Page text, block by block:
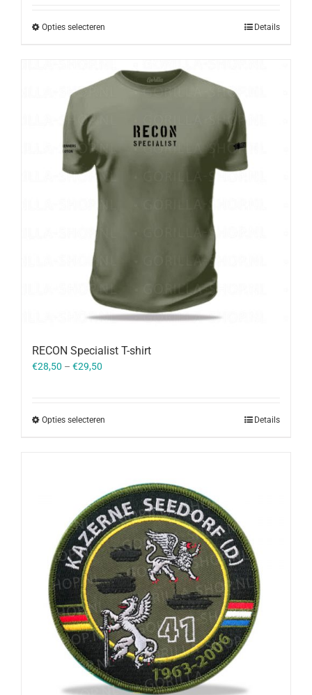
Opties selecteren Details
RECON Specialist T-shirt
€28,50 – €29,50
Opties selecteren Details